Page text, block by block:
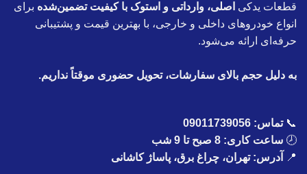
قطعات یدکی اصلی، وارداتی و استوک با کیفیت تضمین‌شده برای
انواع خودروهای داخلی و خارجی، با بهترین قیمت و پشتیبانی
حرفه‌ای ارائه می‌شود.
به دلیل حجم بالای سفارشات، تحویل حضوری موقتاً نداریم.
📞تماس: 09011739056
🕗 ساعت کاری: 8 صبح تا 9 شب
📍
آدرس: تهران، چراغ برق، پاساژ کاشانی